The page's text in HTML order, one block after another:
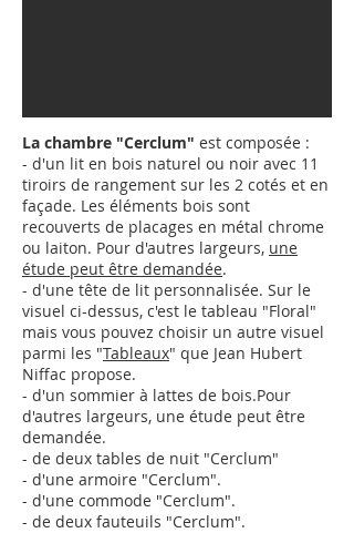
La chambre "Cerclum" est composée :
- d'un lit en bois naturel ou noir avec 11
tiroirs de rangement sur les 2 cotés et en
façade. Les éléments bois sont
recouverts de placages en métal chrome
ou laiton. Pour d'autres largeurs, une
étude peut être demandée.
- d'une tête de lit personnalisée. Sur le
visuel ci-dessus, c'est le tableau "Floral"
mais vous pouvez choisir un autre visuel
parmi les "Tableaux" que Jean Hubert
Niffac propose.
- d'un sommier à lattes de bois.Pour
d'autres largeurs, une étude peut être
demandée.
- de deux tables de nuit "Cerclum"
- d'une armoire "Cerclum".
- d'une commode "Cerclum".
- de deux fauteuils "Cerclum".